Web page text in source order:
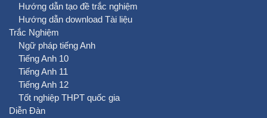
Hướng dẫn tạo đề trắc nghiệm
Hướng dẫn download Tài liệu
Trắc Nghiệm
Ngữ pháp tiếng Anh
Tiếng Anh 10
Tiếng Anh 11
Tiếng Anh 12
Tốt nghiệp THPT quốc gia
Diễn Đàn